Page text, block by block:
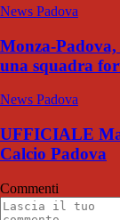
News Padova
Monza-
una squadra
News Padova
UFFICIALE
Calcio Padova
Commenti